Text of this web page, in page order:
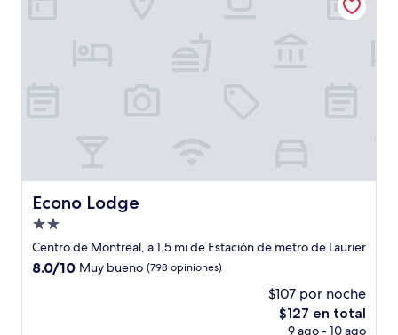
Econo Lodge
Econo Lodge
Propiedad
de
2.0
Centro de Montreal, a 1.5 mi de Estación de metro de Laurier
8.0
8.0/10 Muy bueno (798 opiniones)
$107 por noche
El
precio
$127 en total
9 ago - 10 ago